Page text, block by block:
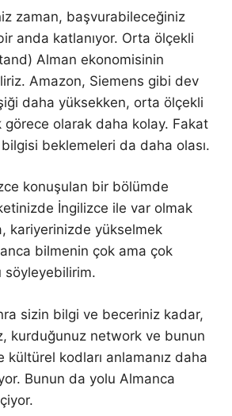
zaman, başvurabileceğiniz
anda katlanıyor. Orta ölçekli
Alman ekonomisinin
Amazon, Siemens gibi dev
daha yüksekken, orta ölçekli
görece olarak daha kolay. Fakat
beklemeleri da daha olası.
konuşulan bir bölümde
İngilizce ile var olmak
kariyerinizde yükselmek
bilmenin çok ama çok
söyleyebilirim.
sizin bilgi ve beceriniz kadar,
kurduğunuz network ve bunun
kültürel kodları anlamanız daha
Bunun da yolu Almanca